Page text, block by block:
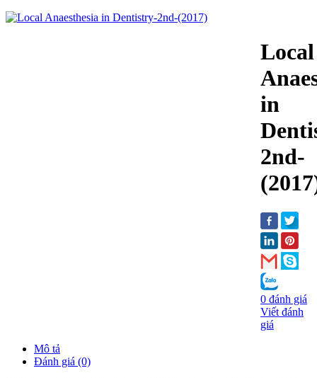
Local
in
2nd-
0 đánh giá
Viết đánh
giá
Mô tả
Đánh giá (0)